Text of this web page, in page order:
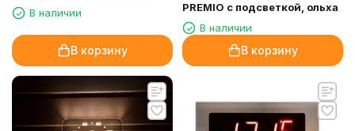
В наличии
В корзину
PREMIO с подсветкой, ольха
В наличии
В корзину